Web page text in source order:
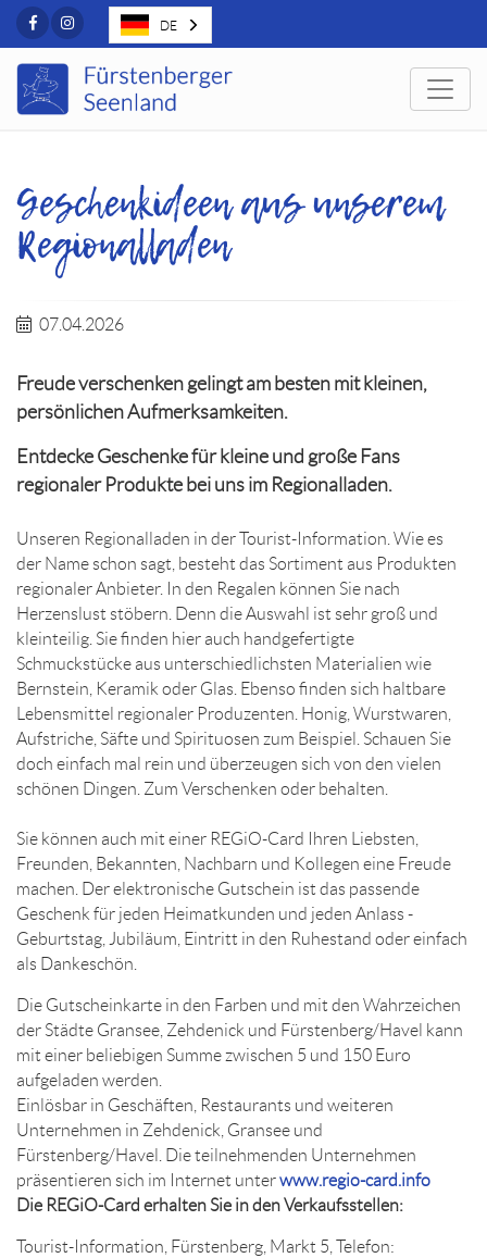
FacebookInstagram
Geschenkideen aus unserem
Regionalladen
07.04.2026
Freude verschenken gelingt am besten mit kleinen,
persönlichen Aufmerksamkeiten.
Entdecke Geschenke für kleine und große Fans
regionaler Produkte bei uns im Regionalladen.
Unseren Regionalladen in der Tourist-Information. Wie es
der Name schon sagt, besteht das Sortiment aus Produkten
regionaler Anbieter. In den Regalen können Sie nach
Herzenslust stöbern. Denn die Auswahl ist sehr groß und
kleinteilig. Sie finden hier auch handgefertigte
Schmuckstücke aus unterschiedlichsten Materialien wie
Bernstein, Keramik oder Glas. Ebenso finden sich haltbare
Lebensmittel regionaler Produzenten. Honig, Wurstwaren,
Aufstriche, Säfte und Spirituosen zum Beispiel. Schauen Sie
doch einfach mal rein und überzeugen sich von den vielen
schönen Dingen. Zum Verschenken oder behalten.
Sie können auch mit einer REGiO-Card Ihren Liebsten,
Freunden, Bekannten, Nachbarn und Kollegen eine Freude
machen. Der elektronische Gutschein ist das passende
Geschenk für jeden Heimatkunden und jeden Anlass -
Geburtstag, Jubiläum, Eintritt in den Ruhestand oder einfach
als Dankeschön.
Die Gutscheinkarte in den Farben und mit den Wahrzeichen
der Städte Gransee, Zehdenick und Fürstenberg/Havel kann
mit einer beliebigen Summe zwischen 5 und 150 Euro
aufgeladen werden.
Einlösbar in Geschäften, Restaurants und weiteren
Unternehmen in Zehdenick, Gransee und
Fürstenberg/Havel. Die teilnehmenden Unternehmen
präsentieren sich im Internet unterwww.regio-card.info
Die REGiO-Card erhalten Sie in den Verkaufsstellen:
Tourist-Information, Fürstenberg, Markt 5, Telefon:
DE